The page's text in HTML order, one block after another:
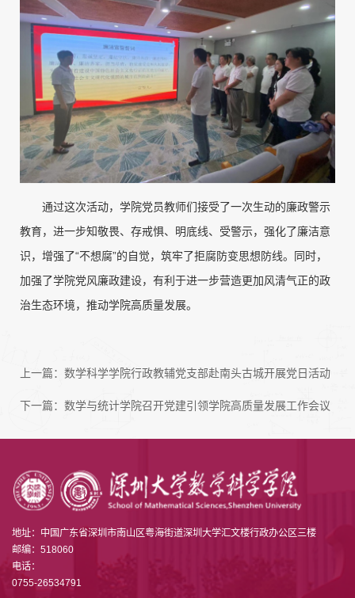
通过这次活动，学院党员教师们接受了一次生动的廉政警示
教育，进一步知敬畏、存戒惧、明底线、受警示，强化了廉洁意
识，增强了“不想腐”的自觉，筑牢了拒腐防变思想防线。同时，
加强了学院党风廉政建设，有利于进一步营造更加风清气正的政
治生态环境，推动学院高质量发展。
上一篇： 数学科学学院行政教辅党支部赴南头古城开展党日活动
下一篇： 数学与统计学院召开党建引领学院高质量发展工作会议
地址：中国广东省深圳市南山区粤海街道深圳大学汇文楼行政办公区三楼
邮编：518060
电话：
0755-26534791